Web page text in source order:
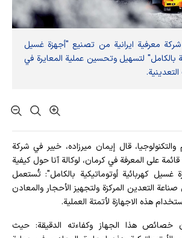
معرفية ايرانية من تصنيع "أجهزة غسيل
بالكامل" لتسهيل وتحسين عملية المعايرة في
والتكنولوجيا، قال إيمان ميرزاده، خبير في شركة
على المعرفة في كرمان، لوكالة آنا حول كيفية
كهربائية أوتوماتيكية بالكامل": تُستعمل
التعدين المركزة ولتجهيز الأحجار والمعادن
هذه الاجهازة لأتمتة العملية.
هذا الجهاز وكفاءته الدقيقة: حيث